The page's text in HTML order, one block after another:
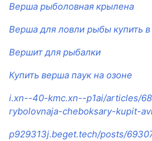
Верша рыболовная крылена
Верша для ловли рыбы купить в
Вершит для рыбалки
Купить верша паук на озоне
i.xn--40-kmc.xn--p1ai/articles/
rybolovnaja-cheboksary-kupit-
p929313j.beget.tech/posts/